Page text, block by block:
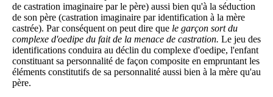
de castration imaginaire par le père) aussi bien qu'à la séduction
de son père (castration imaginaire par identification à la mère
castrée). Par conséquent on peut dire que le garçon sort du
complexe d'oedipe du fait de la menace de castration. Le jeu des
identifications conduira au déclin du complexe d'oedipe, l'enfant
constituant sa personnalité de façon composite en empruntant les
éléments constitutifs de sa personnalité aussi bien à la mère qu'au
père.